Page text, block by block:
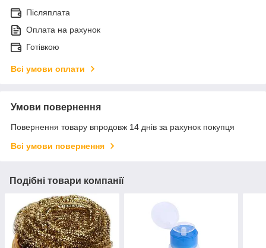
Післяплата
Оплата на рахунок
Готівкою
Всі умови оплати
Умови повернення
Повернення товару впродовж 14 днів за рахунок покупця
Всі умови повернення
Подібні товари компанії